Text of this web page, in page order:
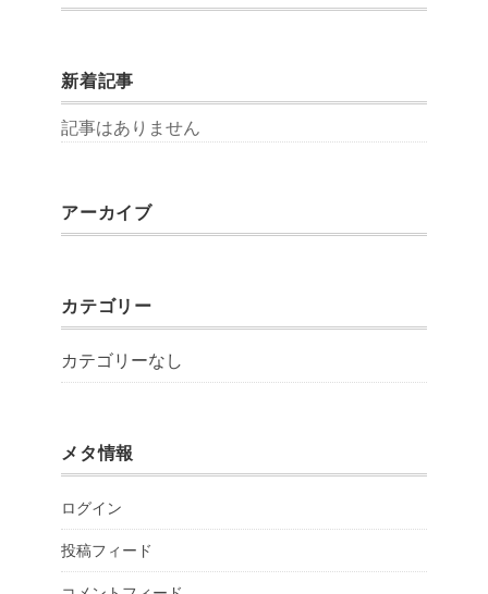
新着記事
記事はありません
アーカイブ
カテゴリー
カテゴリーなし
メタ情報
ログイン
投稿フィード